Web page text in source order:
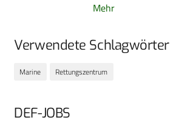
Mehr
Verwendete Schlagwörter
Marine Rettungszentrum
DEF-JOBS